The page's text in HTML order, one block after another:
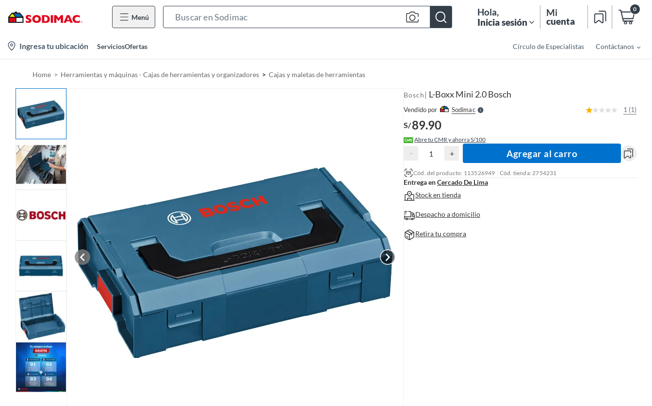
Menú
h
Hola,
Inicia sesión
Mi
cuenta
0
Ingresa tu ubicación ServiciosOfertas Círculo de Especialistas Contáctanos
Home Herramientas y máquinas - Cajas de herramientas y organizadores Cajas y maletas de herramientas
Bosch | L-Boxx Mini 2.0 Bosch
Vendido por SodimacS
l
l
1 (1)
S/89.90
Abre tu CMR y ahorra S/100
− + Agregar al carro
Cód. del producto: 113526949 Cód. tienda: 2754231
Entrega enCercado De Lima
Stock en tienda
Despacho a domicilio
Retira tu compra